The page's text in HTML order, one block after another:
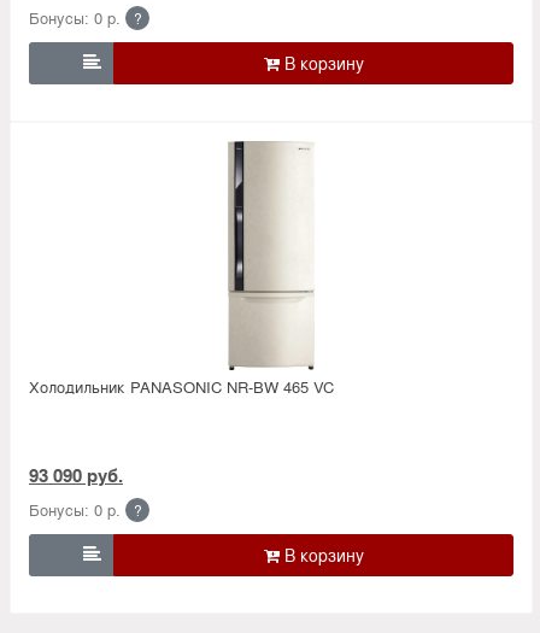
Бонусы: 0 р. ?

Холодильник PANASONIC NR-BW 465 VC
93 090 руб.
Бонусы: 0 р. ?
